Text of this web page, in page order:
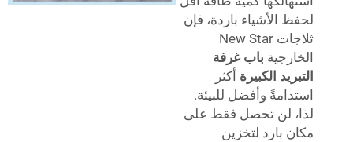
الأشياء باردة، فإن
ثلاجات New Star
باب غرفة
الكبيرةأكثر
وأفضل للبيئة.
لن تحصل فقط على
بارد لتخزين